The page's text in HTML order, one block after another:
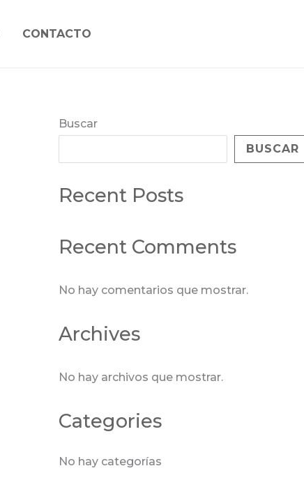
CONTACTO
Buscar
BUSCAR
Recent Posts
Recent Comments
No hay comentarios que mostrar.
Archives
No hay archivos que mostrar.
Categories
No hay categorías